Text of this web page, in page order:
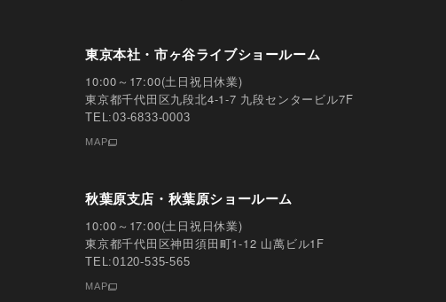
東京本社・市ヶ谷ライブショールーム
10:00～17:00(土日祝日休業)
東京都千代田区九段北4-1-7 九段センタービル7F
TEL:03-6833-0003
MAP
秋葉原支店・秋葉原ショールーム
10:00～17:00(土日祝日休業)
東京都千代田区神田須田町1-12 山萬ビル1F
TEL:0120-535-565
MAP